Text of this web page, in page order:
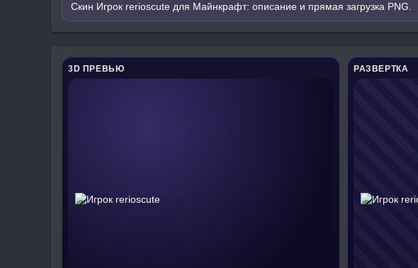
Скин Игрок rerioscute для Майнкрафт: описание и прямая загрузка PNG.
3D ПРЕВЬЮ РАЗВЕРТКА